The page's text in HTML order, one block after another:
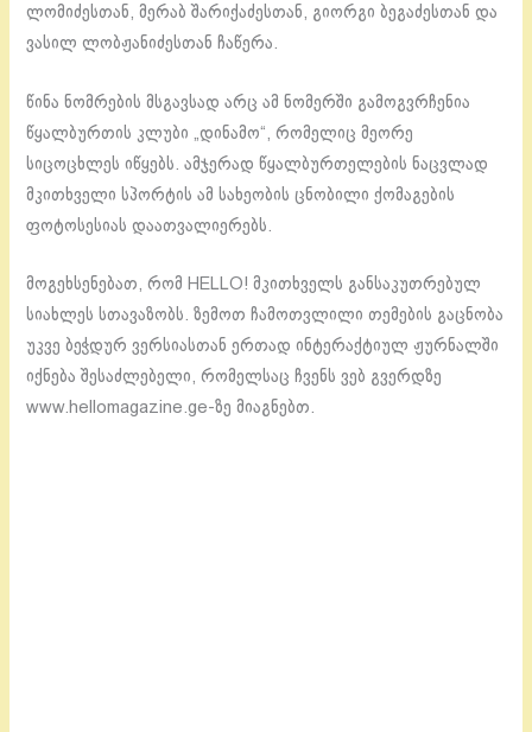
ლომიძესთან, მერაბ შარიქაძესთან, გიორგი ბეგაძესთან და
ვასილ ლობჟანიძესთან ჩაწერა.
წინა ნომრების მსგავსად არც ამ ნომერში გამოგვრჩენია
წყალბურთის კლუბი „დინამო“, რომელიც მეორე
სიცოცხლეს იწყებს. ამჯერად წყალბურთელების ნაცვლად
მკითხველი სპორტის ამ სახეობის ცნობილი ქომაგების
ფოტოსესიას დაათვალიერებს.
მოგეხსენებათ, რომ HELLO! მკითხველს განსაკუთრებულ
სიახლეს სთავაზობს. ზემოთ ჩამოთვლილი თემების გაცნობა
უკვე ბეჭდურ ვერსიასთან ერთად ინტერაქტიულ ჟურნალში
იქნება შესაძლებელი, რომელსაც ჩვენს ვებ გვერდზე
www.hellomagazine.ge-ზე მიაგნებთ.